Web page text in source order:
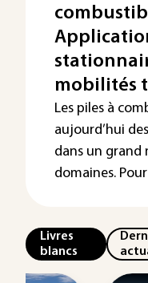
mobilités
Les piles à
aujourd’hui
dans un grand
domaines. Pour
Livres
blancs